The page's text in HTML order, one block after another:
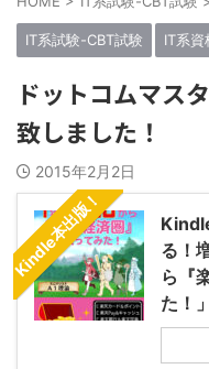
IT系試験-CBT試験 IT系資
ドットコムマス
致しました！
2015年2月2日
Kindle本出版！
る！
ら『
た！」